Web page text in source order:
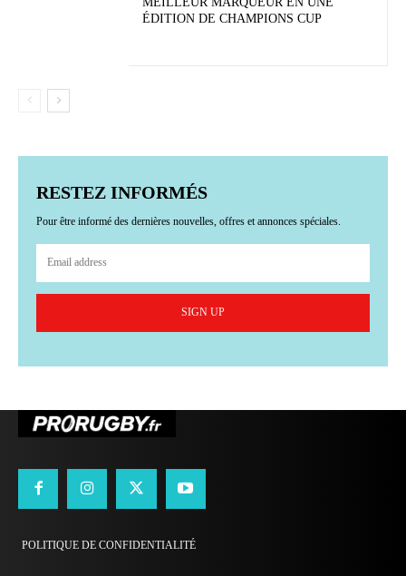
ÉDITION DE CHAMPIONS CUP
RESTEZ INFORMÉS
Pour être informé des dernières nouvelles, offres et annonces spéciales.
SIGN UP
POLITIQUE DE CONFIDENTIALITÉ